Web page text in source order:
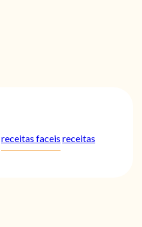
receitas faceis receitas